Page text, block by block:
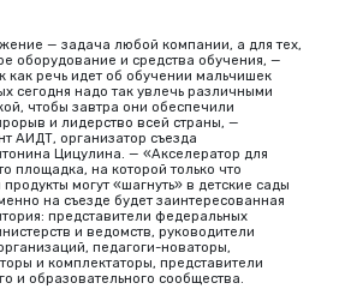
— задача любой компании, а для тех,
оборудование и средства обучения, —
как речь идет об обучении мальчишек
сегодня надо так увлечь различными
чтобы завтра они обеспечили
и лидерство всей страны, —
АИДТ, организатор съезда
Цицулина. — «Акселератор для
площадка, на которой только что
могут «шагнуть» в детские сады
на съезде будет заинтересованная
представители федеральных
и ведомств, руководители
педагоги-новаторы,
и комплектаторы, представители
и образовательного сообщества.